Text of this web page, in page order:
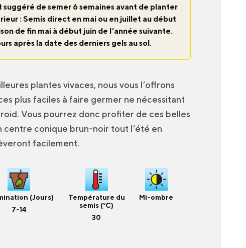
suggéré de semer 6 semaines avant de planter
: Semis direct en mai ou en juillet au début
de fin mai à début juin de l’année suivante.
après la date des derniers gels au sol.
plantes vivaces, nous vous l’offrons
plus faciles à faire germer ne nécessitant
Vous pourrez donc profiter de ces belles
centre conique brun-noir tout l’été en
facilement.
(Jours)
7-14
Température du
semis (°C)
30
Mi-ombre